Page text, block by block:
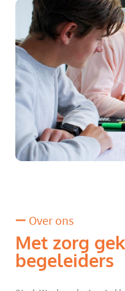
Over ons
Met zorg
begeleiders